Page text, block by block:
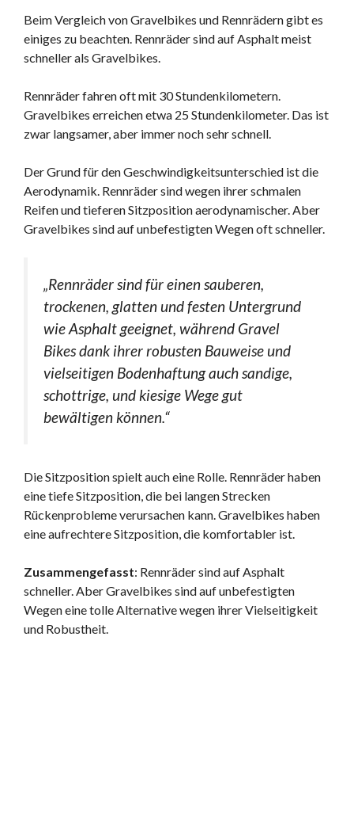
Beim Vergleich von Gravelbikes und Rennrädern gibt es
einiges zu beachten. Rennräder sind auf Asphalt meist
schneller als Gravelbikes.
Rennräder fahren oft mit 30 Stundenkilometern.
Gravelbikes erreichen etwa 25 Stundenkilometer. Das ist
zwar langsamer, aber immer noch sehr schnell.
Der Grund für den Geschwindigkeitsunterschied ist die
Aerodynamik. Rennräder sind wegen ihrer schmalen
Reifen und tieferen Sitzposition aerodynamischer. Aber
Gravelbikes sind auf unbefestigten Wegen oft schneller.
„Rennräder sind für einen sauberen,
trockenen, glatten und festen Untergrund
wie Asphalt geeignet, während Gravel
Bikes dank ihrer robusten Bauweise und
vielseitigen Bodenhaftung auch sandige,
schottrige, und kiesige Wege gut
bewältigen können.“
Die Sitzposition spielt auch eine Rolle. Rennräder haben
eine tiefe Sitzposition, die bei langen Strecken
Rückenprobleme verursachen kann. Gravelbikes haben
eine aufrechtere Sitzposition, die komfortabler ist.
Zusammengefasst: Rennräder sind auf Asphalt
schneller. Aber Gravelbikes sind auf unbefestigten
Wegen eine tolle Alternative wegen ihrer Vielseitigkeit
und Robustheit.